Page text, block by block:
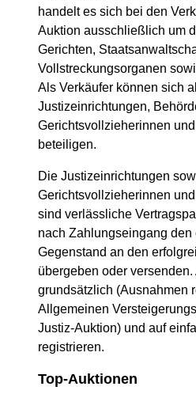
handelt es sich bei den
Auktion ausschließlich um
Gerichten,
Vollstreckungsorganen
Als Verkäufer können sich
Justizeinrichtungen,
Gerichtsvollzieherinnen
beteiligen.
Die Justizeinrichtungen
Gerichtsvollzieherinnen
sind verlässliche
nach Zahlungseingang den
Gegenstand an den
übergeben oder
grundsätzlich (Ausnahmen
Allgemeinen
Justiz-Auktion) und auf
registrieren.
Top-Auktionen